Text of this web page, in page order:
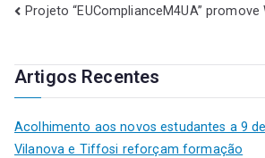
Projeto “EUComplianceM4UA” promove
Artigos Recentes
Acolhimento aos novos estudantes a 9
Vilanova e Tiffosi reforçam formação